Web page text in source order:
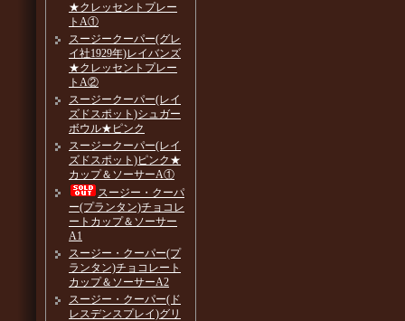
★クレッセントプレー
トA①
スージークーパー(グレ
イ社1929年)レイバンズ
★クレッセントプレー
トA②
スージークーパー(レイ
ズドスポット)シュガー
ボウル★ピンク
スージークーパー(レイ
ズドスポット)ピンク★
カップ＆ソーサーA①
スージー・クーパ
ー(プランタン)チョコレ
ートカップ＆ソーサー
A1
スージー・クーパー(プ
ランタン)チョコレート
カップ＆ソーサーA2
スージー・クーパー(ド
レスデンスプレイ)グリ